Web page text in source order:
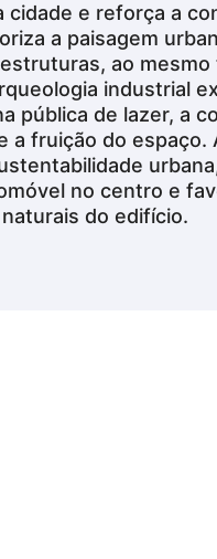
cidade e reforça a
a paisagem
ao mesmo
industrial
pública de lazer, a
a fruição do espaço.
no centro e
do edifício.